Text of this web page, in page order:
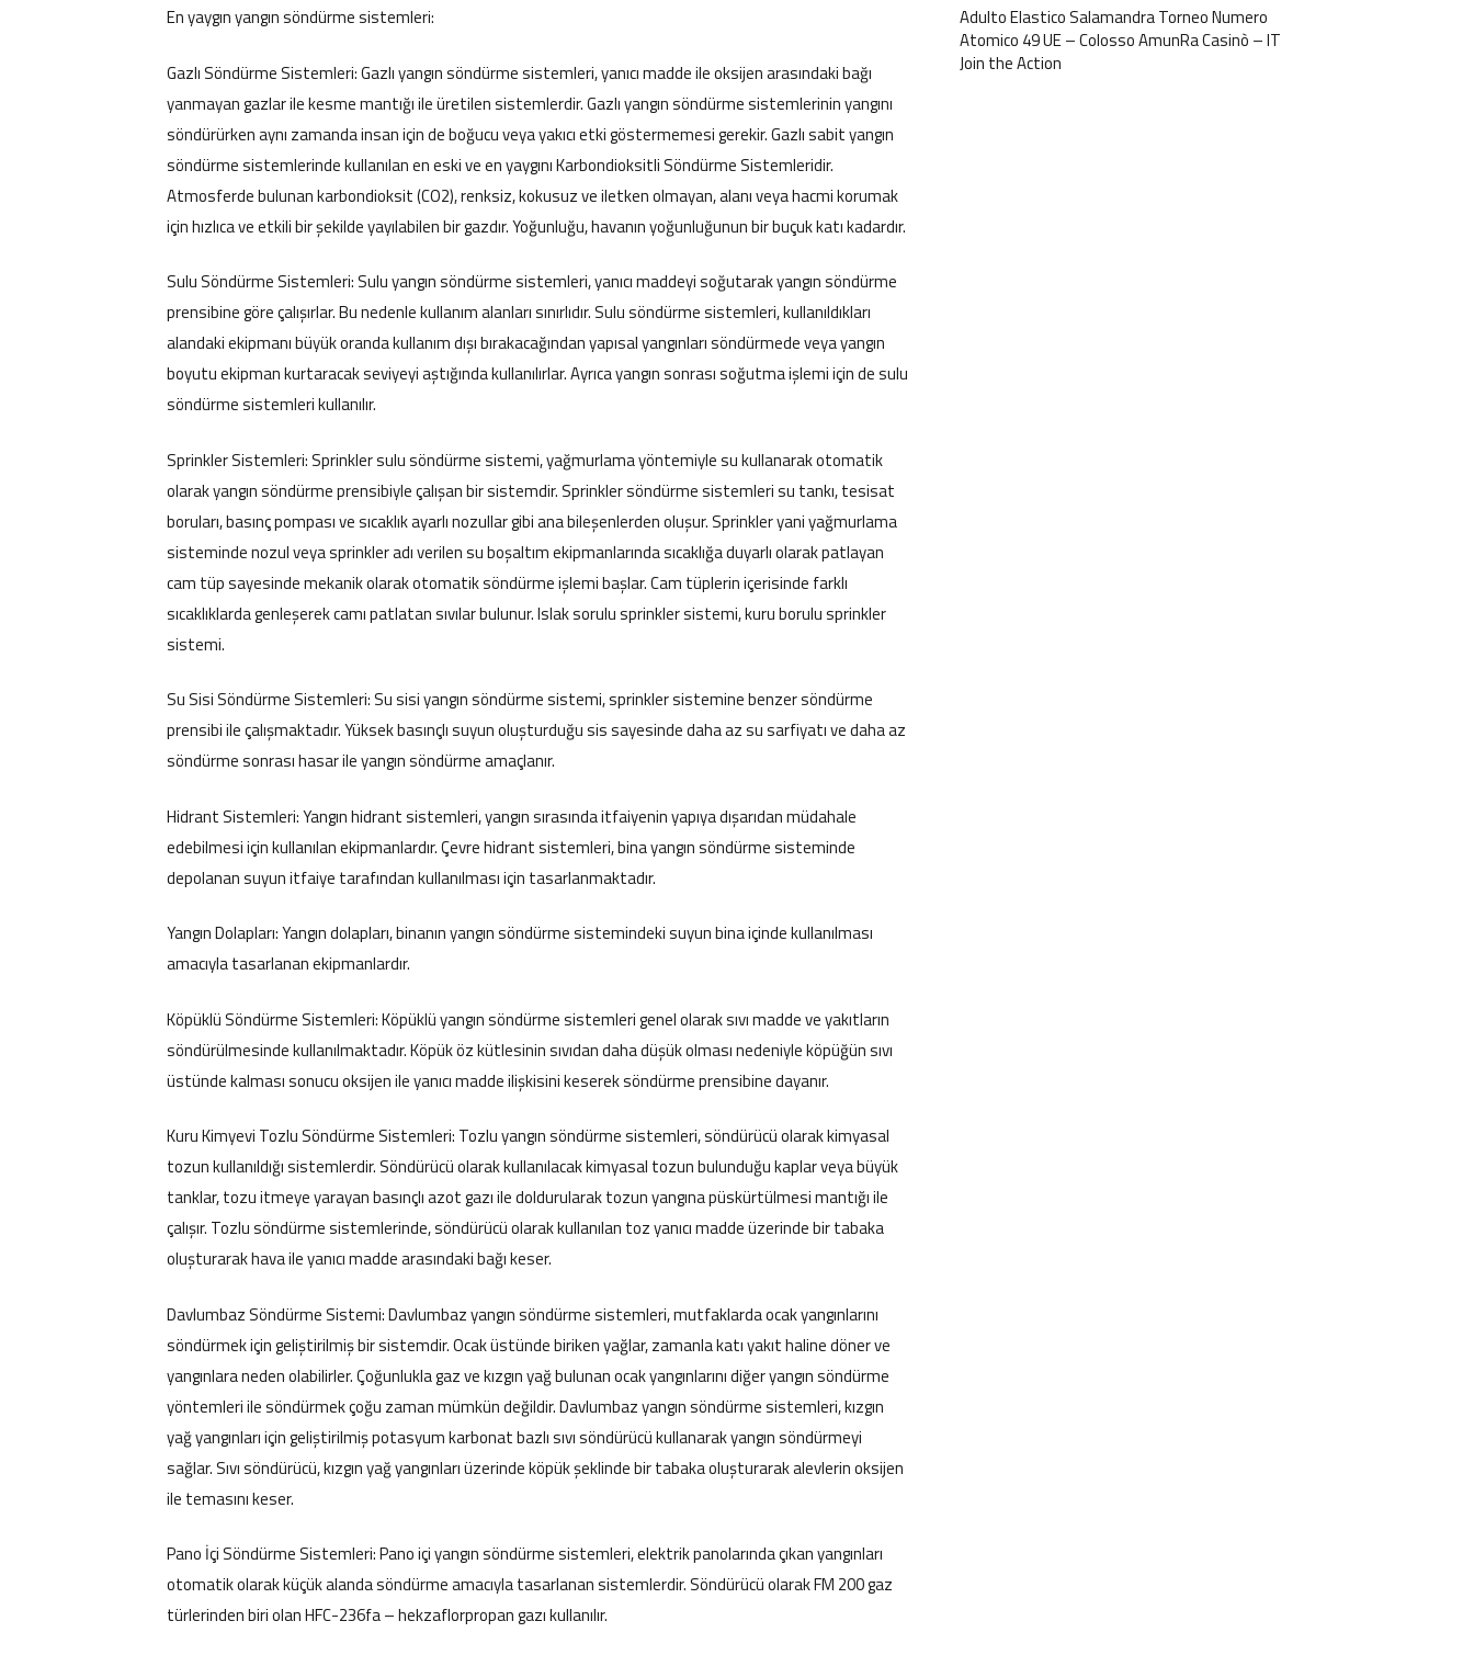
En yaygın yangın söndürme sistemleri:
Gazlı Söndürme Sistemleri: Gazlı yangın söndürme sistemleri, yanıcı madde ile oksijen arasındaki bağı
yanmayan gazlar ile kesme mantığı ile üretilen sistemlerdir. Gazlı yangın söndürme sistemlerinin yangını
söndürürken aynı zamanda insan için de boğucu veya yakıcı etki göstermemesi gerekir. Gazlı sabit yangın
söndürme sistemlerinde kullanılan en eski ve en yaygını Karbondioksitli Söndürme Sistemleridir.
Atmosferde bulunan karbondioksit (CO2), renksiz, kokusuz ve iletken olmayan, alanı veya hacmi korumak
için hızlıca ve etkili bir şekilde yayılabilen bir gazdır. Yoğunluğu, havanın yoğunluğunun bir buçuk katı kadardır.
Sulu Söndürme Sistemleri: Sulu yangın söndürme sistemleri, yanıcı maddeyi soğutarak yangın söndürme
prensibine göre çalışırlar. Bu nedenle kullanım alanları sınırlıdır. Sulu söndürme sistemleri, kullanıldıkları
alandaki ekipmanı büyük oranda kullanım dışı bırakacağından yapısal yangınları söndürmede veya yangın
boyutu ekipman kurtaracak seviyeyi aştığında kullanılırlar. Ayrıca yangın sonrası soğutma işlemi için de sulu
söndürme sistemleri kullanılır.
Sprinkler Sistemleri: Sprinkler sulu söndürme sistemi, yağmurlama yöntemiyle su kullanarak otomatik
olarak yangın söndürme prensibiyle çalışan bir sistemdir. Sprinkler söndürme sistemleri su tankı, tesisat
boruları, basınç pompası ve sıcaklık ayarlı nozullar gibi ana bileşenlerden oluşur. Sprinkler yani yağmurlama
sisteminde nozul veya sprinkler adı verilen su boşaltım ekipmanlarında sıcaklığa duyarlı olarak patlayan
cam tüp sayesinde mekanik olarak otomatik söndürme işlemi başlar. Cam tüplerin içerisinde farklı
sıcaklıklarda genleşerek camı patlatan sıvılar bulunur.Islak sorulu sprinkler sistemi, kuru borulu sprinkler
sistemi.
Su Sisi Söndürme Sistemleri: Su sisi yangın söndürme sistemi, sprinkler sistemine benzer söndürme
prensibi ile çalışmaktadır. Yüksek basınçlı suyun oluşturduğu sis sayesinde daha az su sarfiyatı ve daha az
söndürme sonrası hasar ile yangın söndürme amaçlanır.
Hidrant Sistemleri: Yangın hidrant sistemleri, yangın sırasında itfaiyenin yapıya dışarıdan müdahale
edebilmesi için kullanılan ekipmanlardır. Çevre hidrant sistemleri, bina yangın söndürme sisteminde
depolanan suyun itfaiye tarafından kullanılması için tasarlanmaktadır.
Yangın Dolapları: Yangın dolapları, binanın yangın söndürme sistemindeki suyun bina içinde kullanılması
amacıyla tasarlanan ekipmanlardır.
Köpüklü Söndürme Sistemleri: Köpüklü yangın söndürme sistemleri genel olarak sıvı madde ve yakıtların
söndürülmesinde kullanılmaktadır. Köpük öz kütlesinin sıvıdan daha düşük olması nedeniyle köpüğün sıvı
üstünde kalması sonucu oksijen ile yanıcı madde ilişkisini keserek söndürme prensibine dayanır.
Kuru Kimyevi Tozlu Söndürme Sistemleri: Tozlu yangın söndürme sistemleri, söndürücü olarak kimyasal
tozun kullanıldığı sistemlerdir. Söndürücü olarak kullanılacak kimyasal tozun bulunduğu kaplar veya büyük
tanklar, tozu itmeye yarayan basınçlı azot gazı ile doldurularak tozun yangına püskürtülmesi mantığı ile
çalışır. Tozlu söndürme sistemlerinde, söndürücü olarak kullanılan toz yanıcı madde üzerinde bir tabaka
oluşturarak hava ile yanıcı madde arasındaki bağı keser.
Davlumbaz Söndürme Sistemi: Davlumbaz yangın söndürme sistemleri, mutfaklarda ocak yangınlarını
söndürmek için geliştirilmiş bir sistemdir. Ocak üstünde biriken yağlar, zamanla katı yakıt haline döner ve
yangınlara neden olabilirler. Çoğunlukla gaz ve kızgın yağ bulunan ocak yangınlarını diğer yangın söndürme
yöntemleri ile söndürmek çoğu zaman mümkün değildir. Davlumbaz yangın söndürme sistemleri, kızgın
yağ yangınları için geliştirilmiş potasyum karbonat bazlı sıvı söndürücü kullanarak yangın söndürmeyi
sağlar. Sıvı söndürücü, kızgın yağ yangınları üzerinde köpük şeklinde bir tabaka oluşturarak alevlerin oksijen
ile temasını keser.
Pano İçi Söndürme Sistemleri: Pano içi yangın söndürme sistemleri, elektrik panolarında çıkan yangınları
otomatik olarak küçük alanda söndürme amacıyla tasarlanan sistemlerdir. Söndürücü olarak FM 200 gaz
türlerinden biri olan HFC-236fa – hekzaflorpropan gazı kullanılır.
Adulto Elastico Salamandra Torneo Numero
Atomico 49 UE – Colosso AmunRa Casinò – IT
Join the Action